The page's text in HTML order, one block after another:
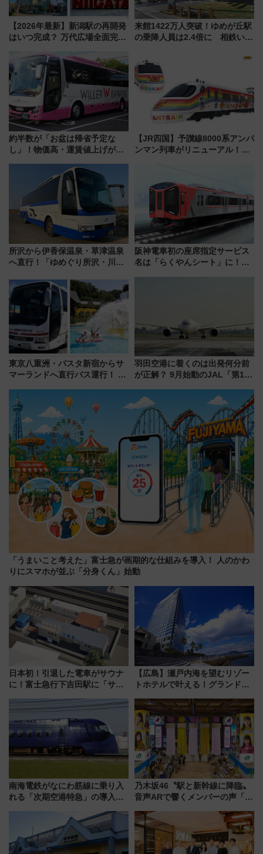
【2026年最新】新潟駅の再開発
はいつ完成？ 万代広場全面完成
開発、バスタ新潟構想まで徹底
解説！
来館1422万人突破！ゆめが丘駅
の乗降人員は2.4倍に 相鉄いず
年祭にそうにゃん＆DB.スター
マンが登場
約半数が「お盆は帰省予定な
し」！物価高・運賃値上げが財
りたいけど……【WILLER お盆
帰省動向調査】
【JR四国】予讃線8000系アンパ
ンマン列車がリニューアル！内
所沢から伊香保温泉・草津温泉
へ直行！「ゆめぐり所沢・川越
軽に 運行ダイヤ・運賃を解説
阪神電車初の座席指定サービス
名は「らくやんシート」に！新
東京八重洲・バスタ新宿からサ
マーランドへ直行バス運行！ お
推し活を楽しもう！（2026年
8/1～31）
羽田空港に着くのは出発何分前
が正解？ 9月始動のJAL「第1タ
歩1キロ超え！ 知っておきたい
変更点まとめ
「うまいこと考えた」富士急が画期的な仕組みを導入！ 人のかわ
りにスマホが並ぶ「分身くん」始動
日本初！引退した電車がサウナ
に！富士急行下吉田駅に「サ電
業 行き交う電車の音や振動を
感じながら「ととのう」新感覚
【広島】瀬戸内海を望むリゾー
トホテルで叶える！グランドプ
ディング＆カジュアルパーティ
ープラン
南海電鉄がなにわ筋線に乗り入
れる「次期空港特急」の導入を
日本初の鉄道デザイン
乃木坂46〝駅と新幹線に降臨〟
音声ARで響くメンバーの声「真